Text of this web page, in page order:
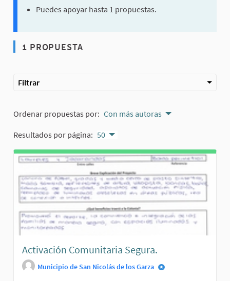
Puedes apoyar hasta 1 propuestas.
1 PROPUESTA
Filtrar
Ordenar propuestas por: Con más autoras
Resultados por página: 50
Activación Comunitaria Segura.
Municipio de San Nicolás de los Garza